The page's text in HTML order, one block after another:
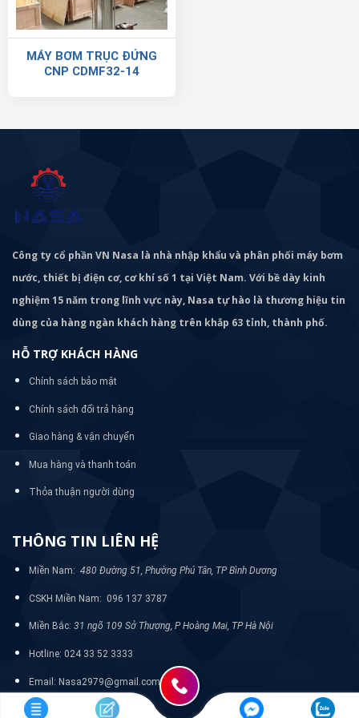
MÁY BƠM TRỤC ĐỨNG
CNP CDMF32-14
Công ty cổ phần VN Nasa là nhà nhập khẩu và phân phối máy bơm
nước, thiết bị điện cơ, cơ khí số 1 tại Việt Nam. Với bề dày kinh
nghiệm 15 năm trong lĩnh vực này, Nasa tự hào là thương hiệu tin
dùng của hàng ngàn khách hàng trên khắp 63 tỉnh, thành phố.
HỖ TRỢ KHÁCH HÀNG
Chính sách bảo mật
Chính sách đổi trả hàng
Giao hàng & vận chuyển
Mua hàng và thanh toán
Thỏa thuận người dùng
THÔNG TIN LIÊN HỆ
Miền Nam: 480 Đường 51, Phường Phú Tân, TP Bình Dương
CSKH Miền Nam: 096 137 3787
Miền Bắc: 31 ngõ 109 Sở Thượng, P Hoàng Mai, TP Hà Nội
Hotline: 024 33 52 3333
Email: Nasa2979@gmail.com